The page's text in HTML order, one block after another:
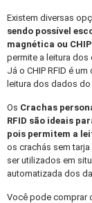
Existem diversas
sendo possível
magnética ou CHIP
permite a leitura
Já o CHIP RFID é
leitura dos dados
Os Crachas
RFID são ideais
pois permitem a
os crachás sem
ser utilizados em
automatizada dos
Você pode comprar